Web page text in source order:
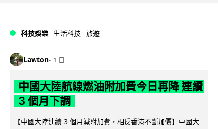
科技娛樂 生活科技 旅遊
Lawton 1 日
中國大陸航線燃油附加費今日再降 連續
3 個月下調
【中國大陸連續 3 個月減附加費，相反香港不斷加價】中國大